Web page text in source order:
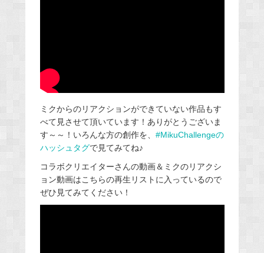
ミクからのリアクションができていない作品もす
べて見させて頂いています！ありがとうございま
す～～！いろんな方の創作を、 #MikuChallengeの
ハッシュタグで見てみてね♪
コラボクリエイターさんの動画＆ミクのリアクシ
ョン動画はこちらの再生リストに入っているので
ぜひ見てみてください！